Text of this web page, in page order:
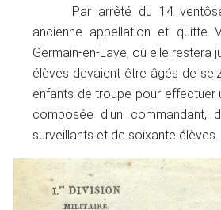
Par arrêté du 14
ancienne appellation et quitte
Germain-en-Laye, où elle restera
élèves devaient être âgés de
enfants de troupe pour
composée d'un commandant,
surveillants et de soixante élèves.